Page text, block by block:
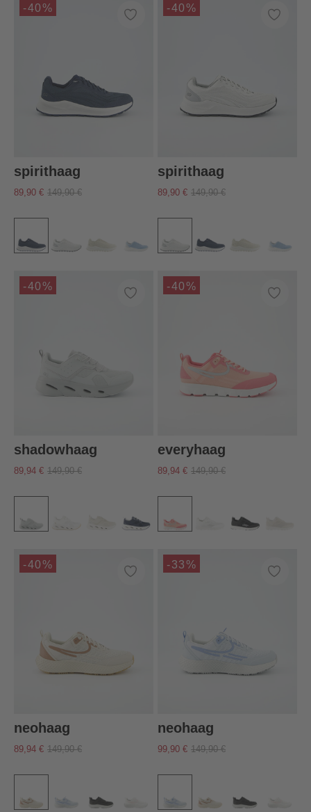
-40%
spirithaag
89,90 € 149,90 €
-40%
spirithaag
89,90 € 149,90 €
-40%
shadowhaag
89,94 € 149,90 €
-40%
everyhaag
89,94 € 149,90 €
-40%
neohaag
89,94 € 149,90 €
-33%
neohaag
99,90 € 149,90 €